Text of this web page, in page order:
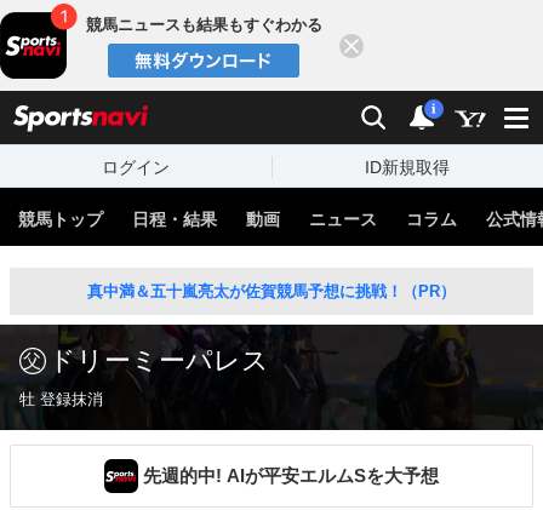
競馬ニュースも結果もすぐわかる
検索 通知
i
ログイン ID新規取得
競馬トップ 日程・結果 動画 ニュース コラム 公式情
真中満＆五十嵐亮太が佐賀競馬予想に挑戦！（PR）
ドリーミーパレス
牡 登録抹消
先週的中! AIが平安エルムSを大予想